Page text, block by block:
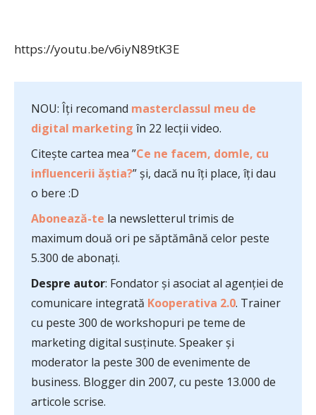
https://youtu.be/v6iyN89tK3E
NOU: Îți recomand masterclassul meu de
digital marketing în 22 lecții video.
Citește cartea mea ”Ce ne facem, domle, cu
influencerii ăștia?” și, dacă nu îți place, îți dau
o bere :D
Abonează-te la newsletterul trimis de
maximum două ori pe săptămână celor peste
5.300 de abonați.
Despre autor: Fondator și asociat al agenției de
comunicare integrată Kooperativa 2.0. Trainer
cu peste 300 de workshopuri pe teme de
marketing digital susținute. Speaker și
moderator la peste 300 de evenimente de
business. Blogger din 2007, cu peste 13.000 de
articole scrise.